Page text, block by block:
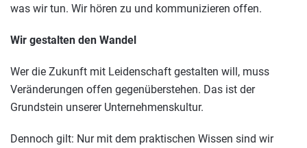
was wir tun. Wir hören zu und kommunizieren offen.
Wir gestalten den Wandel
Wer die Zukunft mit Leidenschaft gestalten will, muss
Veränderungen offen gegenüberstehen. Das ist der
Grundstein unserer Unternehmenskultur.
Dennoch gilt: Nur mit dem praktischen Wissen sind wir